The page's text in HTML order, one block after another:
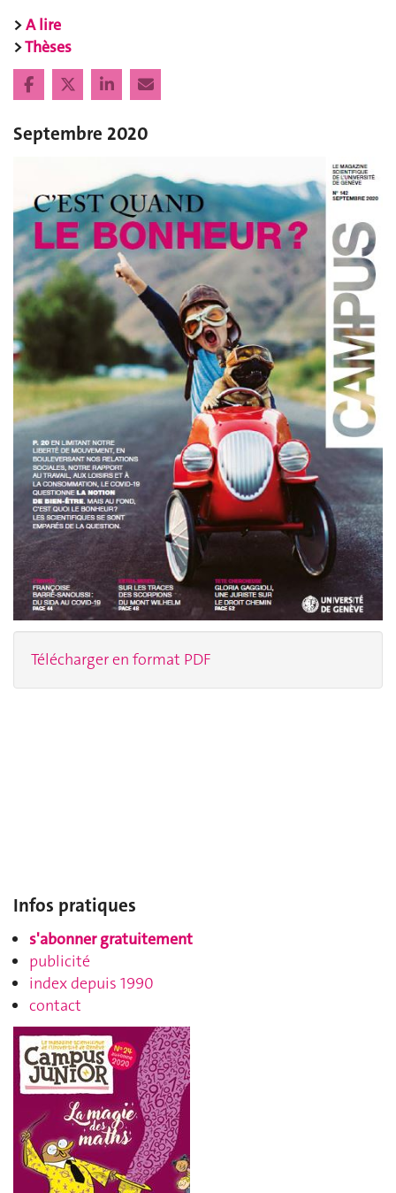
>A lire
>Thèses
Septembre 2020
Télécharger en format PDF
Infos pratiques
s'abonner gratuitement
publicité
index depuis 1990
contact